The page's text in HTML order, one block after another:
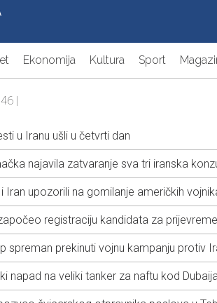
Ekonomija Kultura Sport
|
u Iranu ušli u četvrti dan
najavila zatvaranje sva tri iranska
i Iran upozorili na gomilanje američkih
registraciju kandidata za
spreman prekinuti vojnu kampanju protiv
napad na veliki tanker za naftu kod